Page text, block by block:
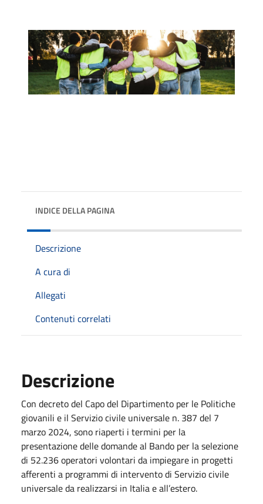
INDICE DELLA PAGINA
Descrizione
A cura di
Allegati
Contenuti correlati
Descrizione
Con decreto del Capo del Dipartimento per le Politiche
giovanili e il Servizio civile universale n. 387 del 7
marzo 2024, sono riaperti i termini per la
presentazione delle domande al Bando per la selezione
di 52.236 operatori volontari da impiegare in progetti
afferenti a programmi di intervento di Servizio civile
universale da realizzarsi in Italia e all’estero.